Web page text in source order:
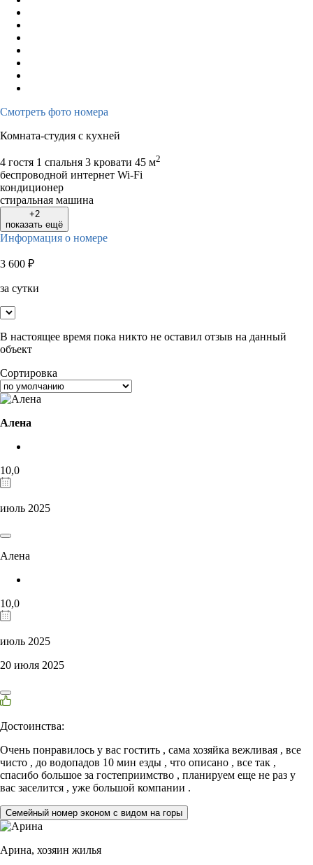
Смотреть фото номера
Комната-студия с кухней
4 гостя 1 спальня 3 кровати 45 м2
беспроводной интернет Wi-Fi
кондиционер
стиральная машина
+2
показать ещё
Информация о номере
3 600 ₽
за сутки
В настоящее время пока никто не оставил отзыв на данный
объект
Сортировка
Алена
10,0
июль 2025
Алена
10,0
июль 2025
20 июля 2025
Достоинства:
Очень понравилось у вас гостить , сама хозяйка вежливая , все
чисто , до водопадов 10 мин езды , что описано , все так ,
спасибо большое за гостеприимство , планируем еще не раз у
вас заселится , уже большой компании .
Семейный номер эконом с видом на горы
Арина, хозяин жилья